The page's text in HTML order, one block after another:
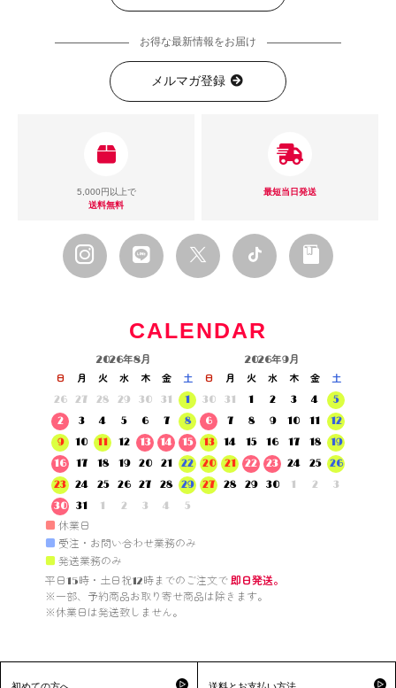
お得な最新情報をお届け
メルマガ登録
5,000円以上で
送料無料
最短当日発送
CALENDAR
2026年8月
日 月 火 水 木 金
土
26
27 28 29 30 31
1
2
3 4 5 6 7
8
9
10 11 12 13 14
15
16
17 18 19 20 21
22
23
24 25 26 27 28
29
30
31 1 2 3 4 5
2026年9月
日 月 火 水 木 金
土
30
31 1 2 3 4
5
6
7 8 9 10 11
12
13
14 15 16 17 18
19
20
21 22 23 24 25
26
27
28 29 30 1 2 3
■ 休業日
■ 受注・お問い合わせ業務のみ
■ 発送業務のみ
平日15時・土日祝12時までのご注文で 即日発送。
※一部、予約商品お取り寄せ商品は除きます。
※休業日は発送致しません。